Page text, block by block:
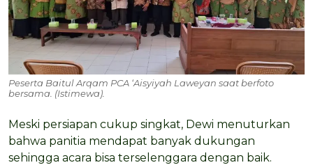
Peserta Baitul Arqam PCA ‘Aisyiyah Laweyan saat berfoto
bersama. (Istimewa).
Meski persiapan cukup singkat, Dewi menuturkan
bahwa panitia mendapat banyak dukungan
sehingga acara bisa terselenggara dengan baik.